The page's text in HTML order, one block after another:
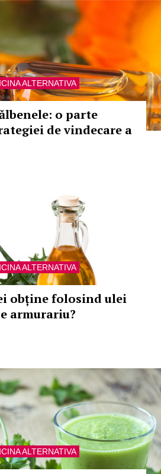
ALTERNATIVA
o parte
de vindecare a
ALTERNATIVA
obține folosind ulei
armurariu?
ALTERNATIVA